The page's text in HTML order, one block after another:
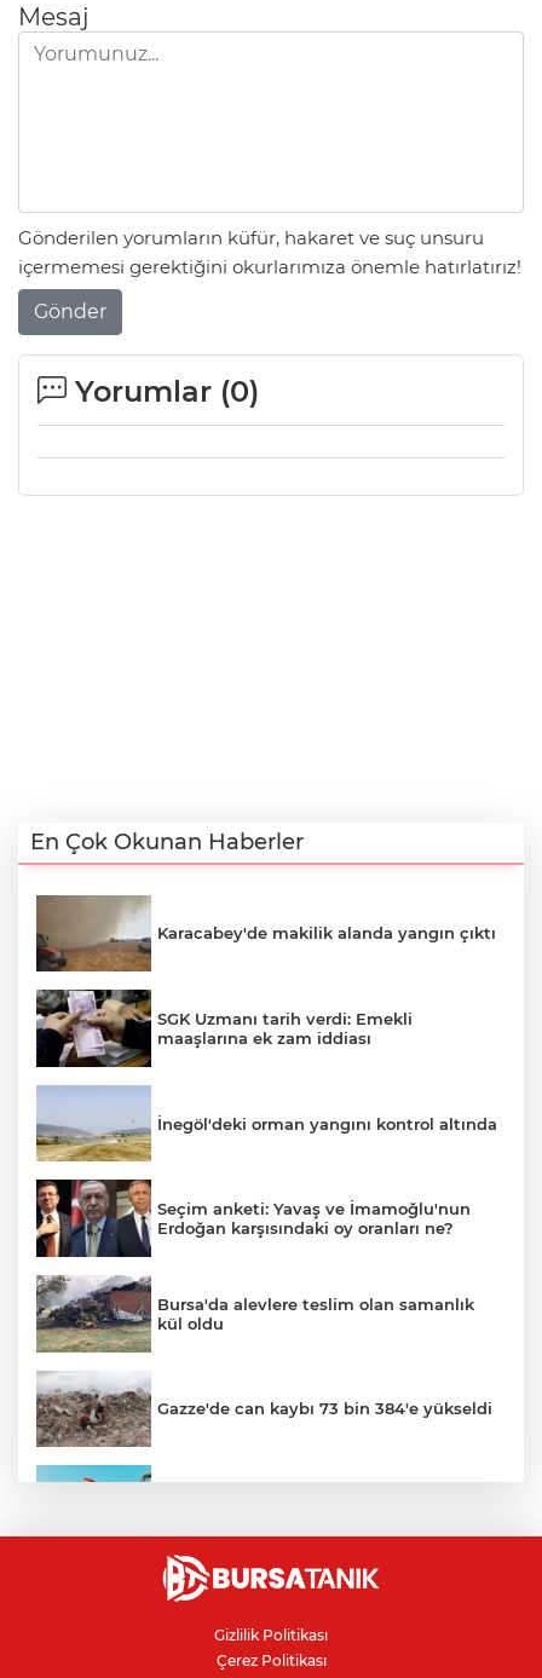
Mesaj
Gönderilen yorumların küfür, hakaret ve suç unsuru
içermemesi gerektiğini okurlarımıza önemle hatırlatırız!
Gönder
Yorumlar (0)
En Çok Okunan Haberler
Karacabey'de makilik alanda yangın çıktı
SGK Uzmanı tarih verdi: Emekli
maaşlarına ek zam iddiası
İnegöl'deki orman yangını kontrol altında
Seçim anketi: Yavaş ve İmamoğlu'nun
Erdoğan karşısındaki oy oranları ne?
Bursa'da alevlere teslim olan samanlık
kül oldu
Gazze'de can kaybı 73 bin 384'e yükseldi
İnegöllü girişimciden bağış
dolandırıcılığına karşı dijital çözüm
Gizlilik Politikası
Çerez Politikası